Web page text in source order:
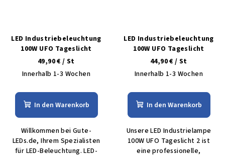
LED Industriebeleuchtung
100W UFO Tageslicht
49,90 €/ St
Innerhalb 1-3 Wochen
In den Warenkorb
Willkommen bei Gute-
LEDs.de, Ihrem Spezialisten
für LED-Beleuchtung. LED-
LED Industriebeleuchtung
100W UFO Tageslicht
44,90 €/ St
Innerhalb 1-3 Wochen
In den Warenkorb
Unsere LED Industrielampe
100W UFO Tageslicht 2 ist
eine professionelle,